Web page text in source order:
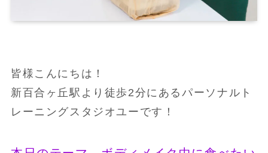
皆様こんにちは！
新百合ヶ丘駅より徒歩2分にあるパーソナルト
レーニングスタジオユーです！